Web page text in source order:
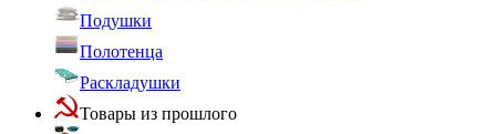
Подушки
Полотенца
Раскладушки
Товары из прошлого